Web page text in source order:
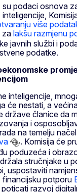
su podaci osnova
više
zalakšu razmjenu
javnih službi i
podatke.
inteligencije,
će nestati, a
države članice da
i
na temelju
. Komisija će
poduzeća i
stručnjake u
uspostaviti
potporu
razvoj